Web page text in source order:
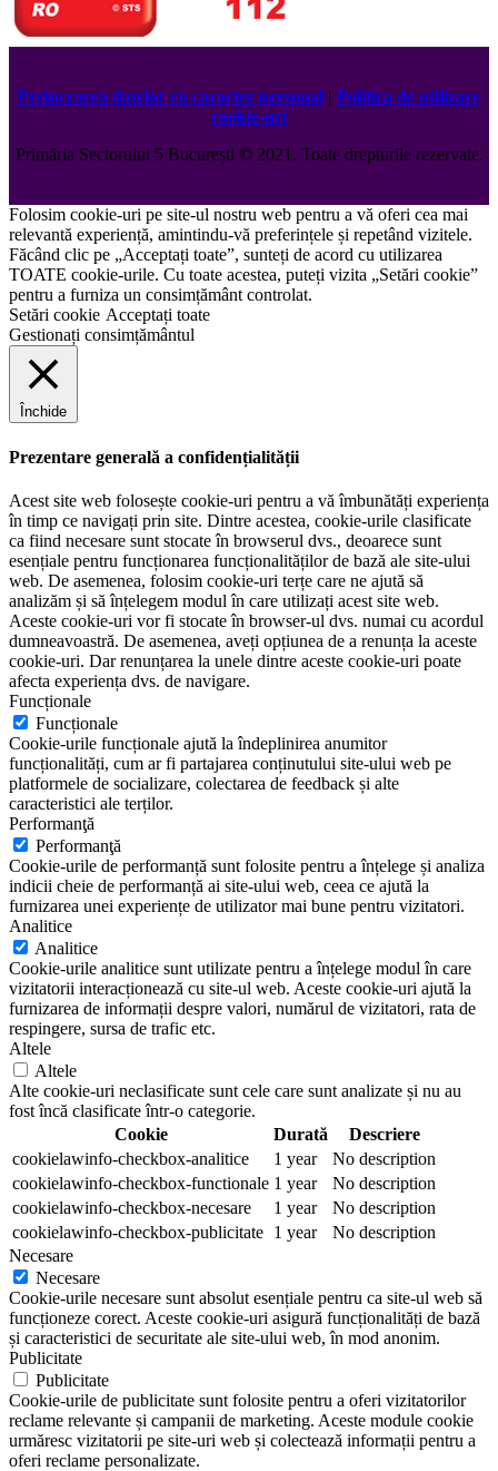
Prelucrarea datelor cu caracter personal | Politica de utilizare
cookie-uri
Primăria Sectorului 5 București ©️2021. Toate drepturile rezervate.
Folosim cookie-uri pe site-ul nostru web pentru a vă oferi cea mai
relevantă experiență, amintindu-vă preferințele și repetând vizitele.
Făcând clic pe „Acceptați toate”, sunteți de acord cu utilizarea
TOATE cookie-urile. Cu toate acestea, puteți vizita „Setări cookie”
pentru a furniza un consimțământ controlat.
Setări cookie Acceptați toate
Gestionați consimțământul
Închide
Prezentare generală a confidențialității
Acest site web folosește cookie-uri pentru a vă îmbunătăți experiența
în timp ce navigați prin site. Dintre acestea, cookie-urile clasificate
ca fiind necesare sunt stocate în browserul dvs., deoarece sunt
esențiale pentru funcționarea funcționalităților de bază ale site-ului
web. De asemenea, folosim cookie-uri terțe care ne ajută să
analizăm și să înțelegem modul în care utilizați acest site web.
Aceste cookie-uri vor fi stocate în browser-ul dvs. numai cu acordul
dumneavoastră. De asemenea, aveți opțiunea de a renunța la aceste
cookie-uri. Dar renunțarea la unele dintre aceste cookie-uri poate
afecta experiența dvs. de navigare.
Funcționale
Funcționale
Cookie-urile funcționale ajută la îndeplinirea anumitor
funcționalități, cum ar fi partajarea conținutului site-ului web pe
platformele de socializare, colectarea de feedback și alte
caracteristici ale terților.
Performanţă
Performanţă
Cookie-urile de performanță sunt folosite pentru a înțelege și analiza
indicii cheie de performanță ai site-ului web, ceea ce ajută la
furnizarea unei experiențe de utilizator mai bune pentru vizitatori.
Analitice
Analitice
Cookie-urile analitice sunt utilizate pentru a înțelege modul în care
vizitatorii interacționează cu site-ul web. Aceste cookie-uri ajută la
furnizarea de informații despre valori, numărul de vizitatori, rata de
respingere, sursa de trafic etc.
Altele
Altele
Alte cookie-uri neclasificate sunt cele care sunt analizate și nu au
fost încă clasificate într-o categorie.
Cookie
Durată
Descriere
cookielawinfo-checkbox-analitice
1 year
No description
cookielawinfo-checkbox-functionale 1 year
No description
cookielawinfo-checkbox-necesare
1 year
No description
cookielawinfo-checkbox-publicitate 1 year
No description
Necesare
Necesare
Cookie-urile necesare sunt absolut esențiale pentru ca site-ul web să
funcționeze corect. Aceste cookie-uri asigură funcționalități de bază
și caracteristici de securitate ale site-ului web, în mod anonim.
Publicitate
Publicitate
Cookie-urile de publicitate sunt folosite pentru a oferi vizitatorilor
reclame relevante și campanii de marketing. Aceste module cookie
urmăresc vizitatorii pe site-uri web și colectează informații pentru a
oferi reclame personalizate.